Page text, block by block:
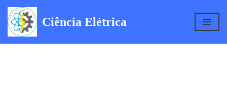
Pular
Ciência Elétrica